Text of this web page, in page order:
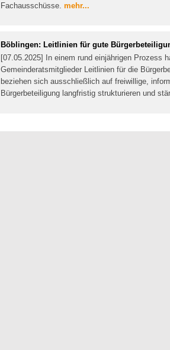
Fachausschüsse. mehr...
Böblingen: Leitlinien für gute
[07.05.2025] In einem rund einjährigen Prozess
Gemeinderatsmitglieder Leitlinien für die
beziehen sich ausschließlich auf freiwillige,
Bürgerbeteiligung langfristig strukturieren und